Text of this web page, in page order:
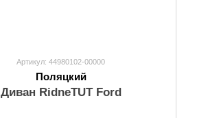
Артикул: 44980102-00000
Поляцкий
Диван RidneTUT Ford